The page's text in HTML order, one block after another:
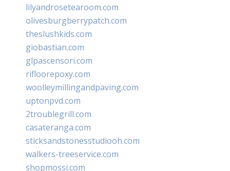
lilyandrosetearoom.com
olivesburgberrypatch.com
theslushkids.com
giobastian.com
glpascensori.com
rifloorepoxy.com
woolleymillingandpaving.com
uptonpvd.com
2troublegrill.com
casateranga.com
sticksandstonesstudiooh.com
walkers-treeservice.com
shopmossi.com